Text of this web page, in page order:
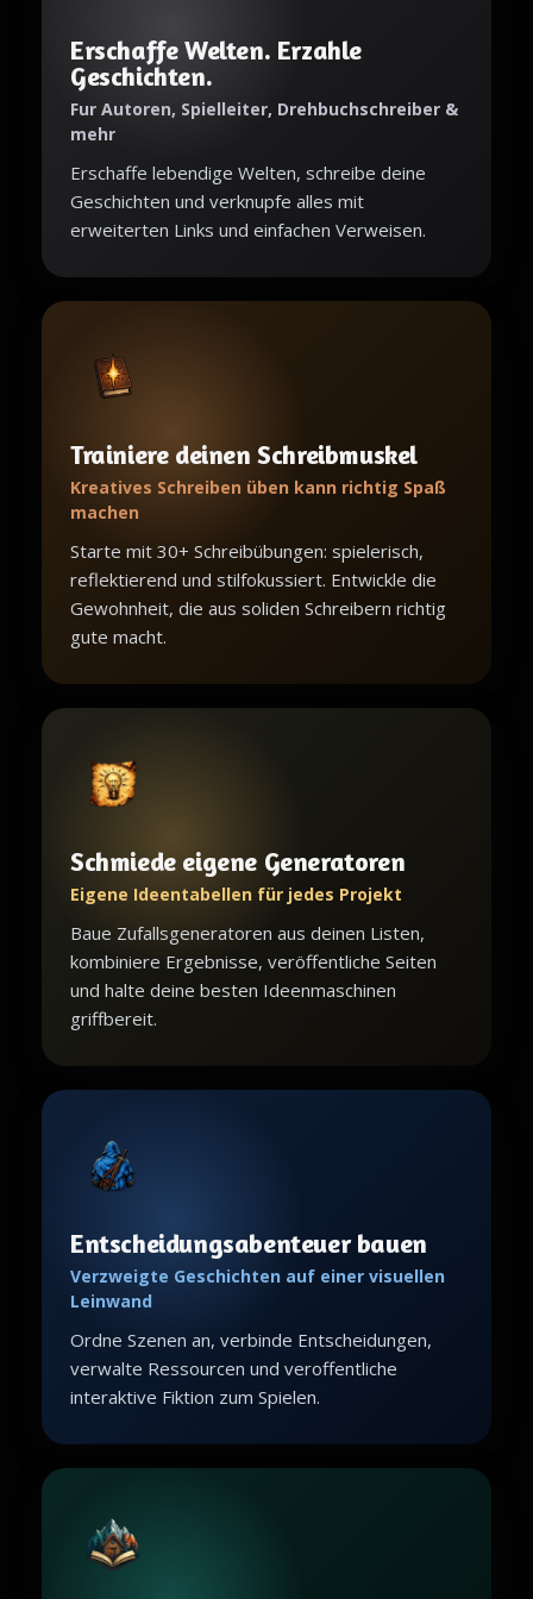
Erschaffe Welten. Erzahle
Geschichten.
Fur Autoren, Spielleiter, Drehbuchschreiber &
mehr
Erschaffe lebendige Welten, schreibe deine
Geschichten und verknupfe alles mit
erweiterten Links und einfachen Verweisen.
Trainiere deinen Schreibmuskel
Kreatives Schreiben üben kann richtig Spaß
machen
Starte mit 30+ Schreibübungen: spielerisch,
reflektierend und stilfokussiert. Entwickle die
Gewohnheit, die aus soliden Schreibern richtig
gute macht.
Schmiede eigene Generatoren
Eigene Ideentabellen für jedes Projekt
Baue Zufallsgeneratoren aus deinen Listen,
kombiniere Ergebnisse, veröffentliche Seiten
und halte deine besten Ideenmaschinen
griffbereit.
Entscheidungsabenteuer bauen
Verzweigte Geschichten auf einer visuellen
Leinwand
Ordne Szenen an, verbinde Entscheidungen,
verwalte Ressourcen und veroffentliche
interaktive Fiktion zum Spielen.